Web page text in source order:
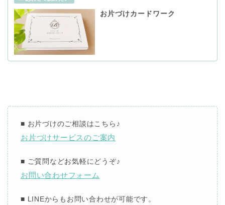
お片づけカードワーク
■ お片づけのご相談はこちら ♪
お片づけサービスのご案内
■ ご質問などお気軽にどうぞ♪
お問い合わせフォーム
■ LINEからも お問い合わせが可能です。